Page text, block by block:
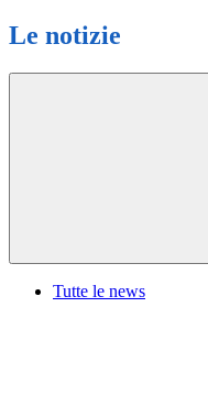
Le notizie
Tutte le news